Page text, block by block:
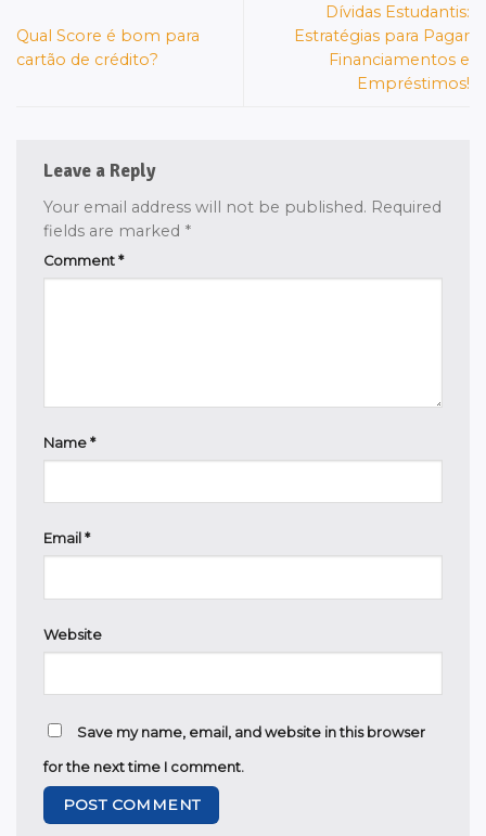
Qual Score é bom para
cartão de crédito?
Dívidas Estudantis:
Estratégias para Pagar
Financiamentos e
Empréstimos!
Leave a Reply
Your email address will not be published. Required
fields are marked *
Comment *
Name *
Email *
Website
Save my name, email, and website in this browser
for the next time I comment.